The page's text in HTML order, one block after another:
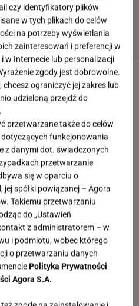
wstrząsnęła
był poza domem,
diagnozie syna.
na niego żona w
"Marta dzwoni i mówi, że
Okazało się, że
bardzo, prawdopodobnie
wierzchu wnętrzności, że
nie może się skończyć
i czuję się bezsilny
Martynie
znów wrócił
czy identyfikatory plików
w tych plikach do celów
na potrzeby wyświetlania
zainteresowań i preferencji w
w Internecie lub personalizacji
zgody jest dobrowolne.
ograniczyć jej zakres lub
udzieloną przejdź do
przetwarzane także do celów
funkcjonowania
z danymi dot. świadczonych
przetwarzanie
się w oparciu o
spółki powiązanej – Agora
Takiemu przetwarzaniu
do „Ustawień
z administratorem – w
i podmiotu, wobec którego
o przetwarzaniu danych
Polityka Prywatności
Agora S.A.